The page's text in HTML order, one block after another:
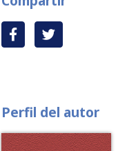
Perfil del autor